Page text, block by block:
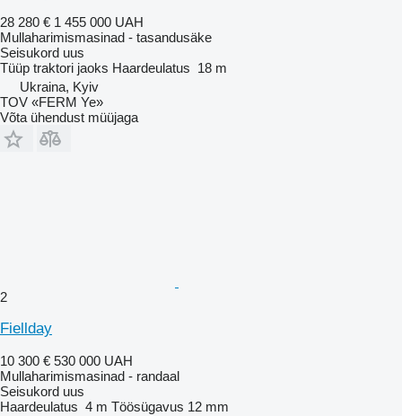
28 280 € 1 455 000 UAH
Mullaharimismasinad - tasandusäke
Seisukord uus
Tüüp traktori jaoks Haardeulatus 18 m
Ukraina, Kyiv
TOV «FERM Ye»
Võta ühendust müüjaga
2
Fiellday
10 300 € 530 000 UAH
Mullaharimismasinad - randaal
Seisukord uus
Haardeulatus 4 m Töösügavus 12 mm